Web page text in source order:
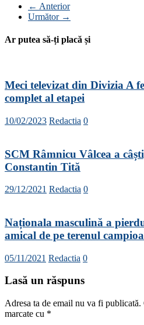
← Anterior
Următor →
Ar putea să-ți placă și
Meci televizat din Divizia A
complet al etapei
10/02/2023 Redactia 0
SCM Râmnicu Vâlcea a
Constantin Tită
29/12/2021 Redactia 0
Naționala masculină a
amical de pe terenul
05/11/2021 Redactia 0
Lasă un răspuns
Adresa ta de email nu va fi publicată.
marcate cu *